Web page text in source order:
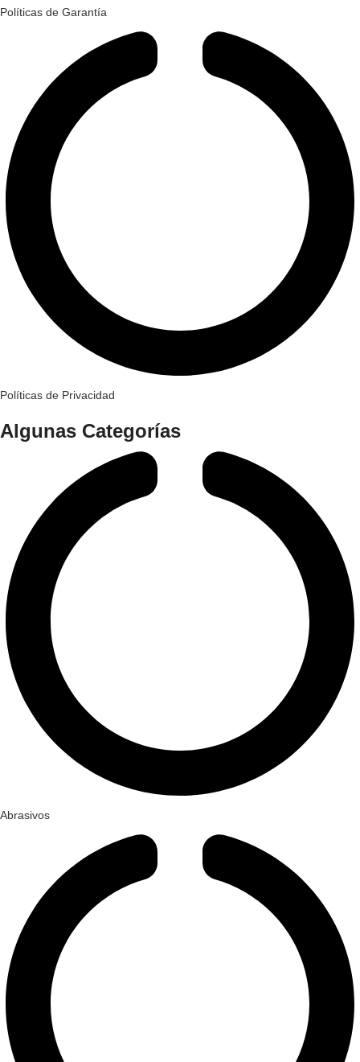
Políticas de Garantía
Políticas de Privacidad
Algunas Categorías
Abrasivos